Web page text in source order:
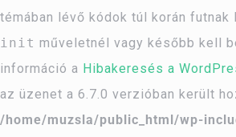
témában lévő kódok túl korán
init műveletnél vagy később kell
információ a Hibakeresés a
az üzenet a 6.7.0 verzióban került
/home/muzsla/public_html/wp-